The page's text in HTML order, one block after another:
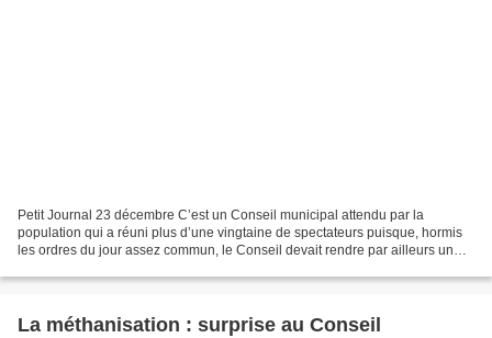
Petit Journal 23 décembre C’est un Conseil municipal attendu par la
population qui a réuni plus d’une vingtaine de spectateurs puisque, hormis
les ordres du jour assez commun, le Conseil devait rendre par ailleurs un
La méthanisation : surprise au Conseil